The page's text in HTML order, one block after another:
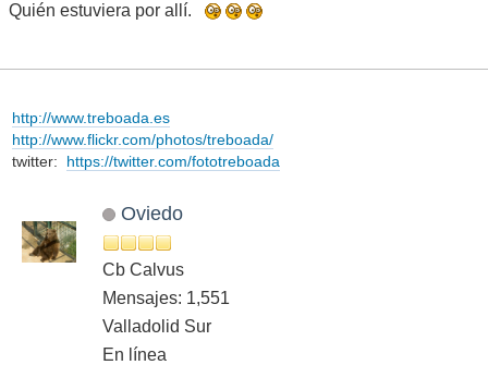
Quién estuviera por allí.
http://www.treboada.es
http://www.flickr.com/photos/treboada/
twitter: https://twitter.com/fototreboada
Oviedo
Cb Calvus
Mensajes: 1,551
Valladolid Sur
En línea